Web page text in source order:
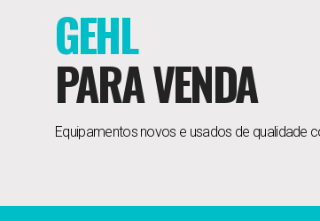
GEHL
PARA VENDA
Equipamentos novos e usados de qualidade